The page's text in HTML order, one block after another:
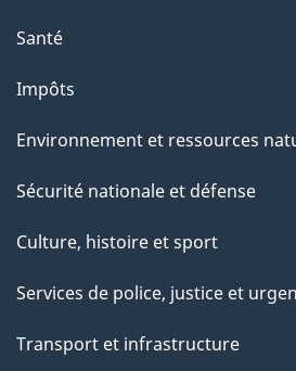
Santé
Impôts
Environnement et ressources
Sécurité nationale et défense
Culture, histoire et sport
Services de police, justice et
Transport et infrastructure